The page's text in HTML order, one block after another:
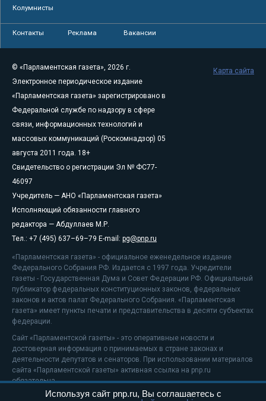
Колумнисты
Контакты Реклама Вакансии
© «Парламентская газета», 2026 г.
Электронное периодическое издание
«Парламентская газета» зарегистрировано в
Федеральной службе по надзору в сфере
связи, информационных технологий и
массовых коммуникаций (Роскомнадзор) 05
августа 2011 года. 18+
Свидетельство о регистрации Эл № ФС77-
46097
Учредитель — АНО «Парламентская газета»
Исполняющий обязанности главного
редактора — Абдуллаев М.Р.
Тел.: +7 (495) 637–69–79 E-mail: pg@pnp.ru
«Парламентская газета» - официальное еженедельное издание
Федерального Собрания РФ. Издается с 1997 года. Учредители
газеты - Государственная Дума и Совет Федерации РФ. Официальный
публикатор федеральных конституционных законов, федеральных
законов и актов палат Федерального Собрания. «Парламентская
газета» имеет пункты печати и представительства в десяти субъектах
федерации.
Сайт «Парламентской газеты» - это оперативные новости и
достоверная информация о принимаемых в стране законах и
деятельности депутатов и сенаторов. При использовании материалов
сайта «Парламентской газеты» активная ссылка на pnp.ru
обязательна.
На информационном ресурсе применяютсярекомендательные
Карта сайта
Используя сайт pnp.ru, Вы соглашаетесь с